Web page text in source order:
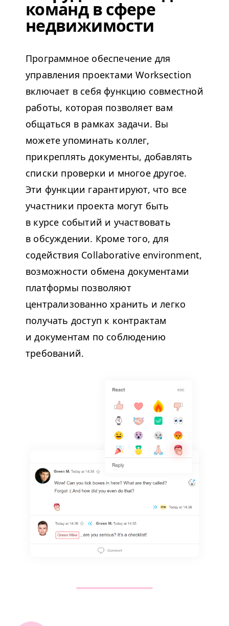
команд в сфере
недвижимости
Программное обеспечение для
управления проектами Work­sec­tion
включает в себя функцию совместной
работы, которая позволяет вам
общаться в рамках задачи. Вы
можете упоминать коллег,
прикреплять документы, добавлять
списки проверки и многое другое.
Эти функции гарантируют, что все
участники проекта могут быть
в курсе событий и участвовать
в обсуждении. Кроме того, для
содействия Col­lab­o­ra­tive envi­ron­ment,
возможности обмена документами
платформы позволяют
централизованно хранить и легко
получать доступ к контрактам
и документам по соблюдению
требований.